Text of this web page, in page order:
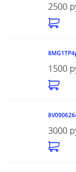
2500
1500
3000